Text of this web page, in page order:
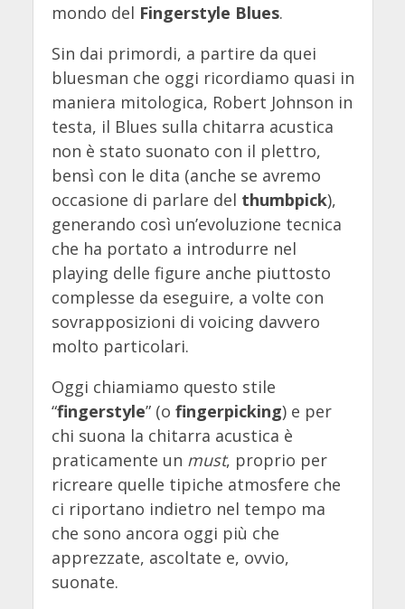
mondo del Fingerstyle Blues.
Sin dai primordi, a partire da quei
bluesman che oggi ricordiamo quasi in
maniera mitologica, Robert Johnson in
testa, il Blues sulla chitarra acustica
non è stato suonato con il plettro,
bensì con le dita (anche se avremo
occasione di parlare del thumbpick),
generando così un’evoluzione tecnica
che ha portato a introdurre nel
playing delle figure anche piuttosto
complesse da eseguire, a volte con
sovrapposizioni di voicing davvero
molto particolari.
Oggi chiamiamo questo stile
“fingerstyle” (o fingerpicking) e per
chi suona la chitarra acustica è
praticamente un must, proprio per
ricreare quelle tipiche atmosfere che
ci riportano indietro nel tempo ma
che sono ancora oggi più che
apprezzate, ascoltate e, ovvio,
suonate.